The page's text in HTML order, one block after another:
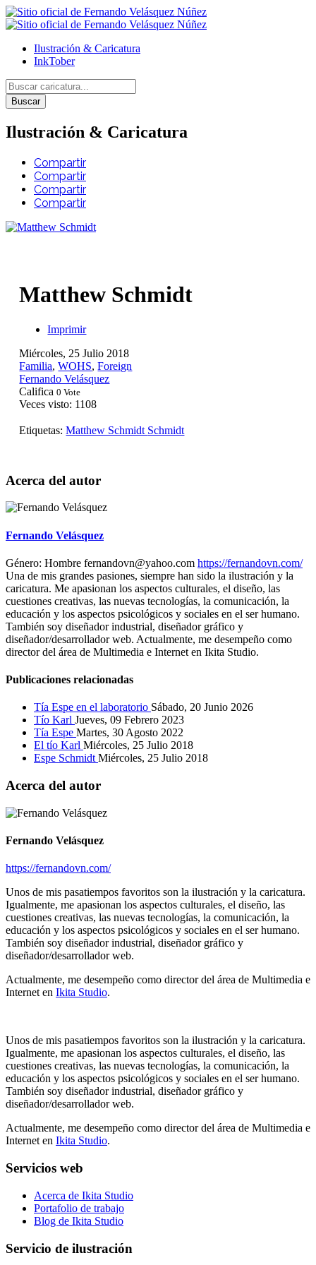
Ilustración & Caricatura
InkTober
Buscar
Ilustración & Caricatura
Compartir
Compartir
Compartir
Compartir
Matthew Schmidt
Imprimir
Miércoles, 25 Julio 2018
Familia,WOHS,Foreign
Fernando Velásquez
Califica 0 Vote
Veces visto: 1108
Etiquetas: Matthew Schmidt Schmidt
Acerca del autor
Fernando Velásquez
Género: Hombre fernandovn@yahoo.com https://fernandovn.com/
Una de mis grandes pasiones, siempre han sido la ilustración y la
caricatura. Me apasionan los aspectos culturales, el diseño, las
cuestiones creativas, las nuevas tecnologías, la comunicación, la
educación y los aspectos psicológicos y sociales en el ser humano.
También soy diseñador industrial, diseñador gráfico y
diseñador/desarrollador web. Actualmente, me desempeño como
director del área de Multimedia e Internet en Ikita Studio.
Publicaciones relacionadas
Tía Espe en el laboratorio Sábado, 20 Junio 2026
Tío Karl Jueves, 09 Febrero 2023
Tía Espe Martes, 30 Agosto 2022
El tío Karl Miércoles, 25 Julio 2018
Espe Schmidt Miércoles, 25 Julio 2018
Acerca del autor
Fernando Velásquez
https://fernandovn.com/
Unos de mis pasatiempos favoritos son la ilustración y la caricatura.
Igualmente, me apasionan los aspectos culturales, el diseño, las
cuestiones creativas, las nuevas tecnologías, la comunicación, la
educación y los aspectos psicológicos y sociales en el ser humano.
También soy diseñador industrial, diseñador gráfico y
diseñador/desarrollador web.
Actualmente, me desempeño como director del área de Multimedia e
Internet en Ikita Studio.
Unos de mis pasatiempos favoritos son la ilustración y la caricatura.
Igualmente, me apasionan los aspectos culturales, el diseño, las
cuestiones creativas, las nuevas tecnologías, la comunicación, la
educación y los aspectos psicológicos y sociales en el ser humano.
También soy diseñador industrial, diseñador gráfico y
diseñador/desarrollador web.
Actualmente, me desempeño como director del área de Multimedia e
Internet en Ikita Studio.
Servicios web
Acerca de Ikita Studio
Portafolio de trabajo
Blog de Ikita Studio
Servicio de ilustración